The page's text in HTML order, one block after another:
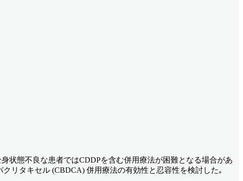
状態不良な患者ではCDDPを含む併用療法が困難となる場合があ
リタキセル (CBDCA) 併用療法の有効性と忍容性を検討した｡